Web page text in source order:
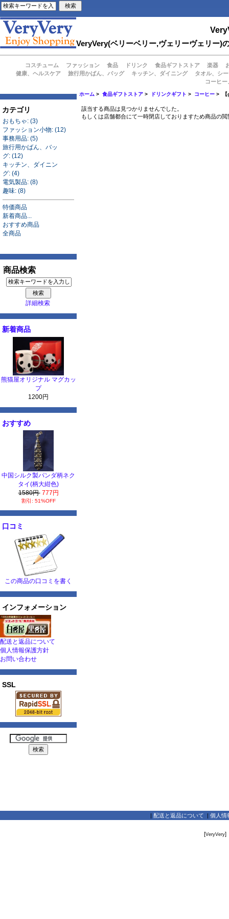
VeryVery(ベリーベリー,ヴェリーヴェリー)
コスチューム ファッション 食品 ドリンク 食品ギフトストア 楽器
健康、ヘルスケア
旅行用かばん、バッグ キッチン、ダイニング
タオル、シ
コーヒ
カテゴリ
おもちゃ: (3)
ファッション小物: (12)
事務用品: (5)
旅行用かばん、バッ
グ: (12)
キッチン、ダイニン
グ: (4)
電気製品: (8)
趣味: (8)
特価商品
新着商品...
おすすめ商品
全商品
商品検索
詳細検索
新着商品
熊猫屋オリジナル マグカッ
プ
1200円
おすすめ
中国シルク製パンダ柄ネク
タイ(柄大紺色)
1580円 777円
割引: 51%OFF
口コミ
この商品の口コミを書く
インフォメーション
配送と返品について
個人情報保護方針
お問い合わせ
SSL
ホーム >食品ギフトストア > ドリンクギフト > コーヒー > 【
該当する商品は見つかりませんでした。
もしくは店舗都合にて一時閉店しておりますため商品の
| 配送と返品について | 個人情
[VeryVery]